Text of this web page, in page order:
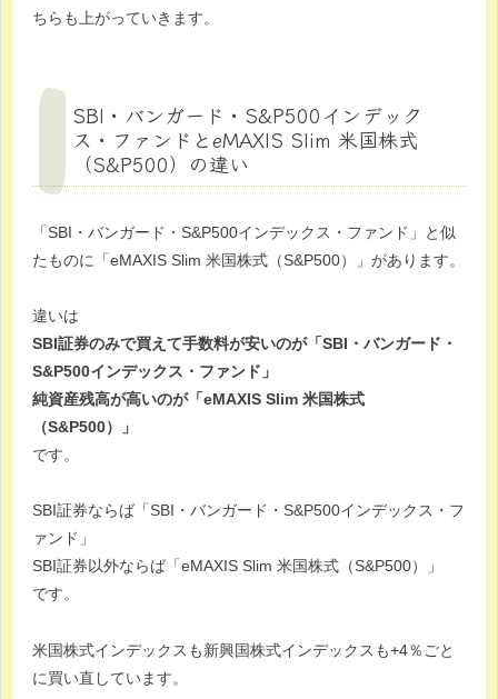
ちらも上がっていきます。
SBI・バンガード・S&P500インデック
ス・ファンドとeMAXIS Slim 米国株式
（S&P500）の違い
「SBI・バンガード・S&P500インデックス・ファンド」と似
たものに「eMAXIS Slim 米国株式（S&P500）」があります。
違いは
SBI証券のみで買えて手数料が安いのが「SBI・バンガード・
S&P500インデックス・ファンド」
純資産残高が高いのが「eMAXIS Slim 米国株式
（S&P500）」
です。
SBI証券ならば「SBI・バンガード・S&P500インデックス・フ
ァンド」
SBI証券以外ならば「eMAXIS Slim 米国株式（S&P500）」
です。
米国株式インデックスも新興国株式インデックスも+4％ごと
に買い直しています。